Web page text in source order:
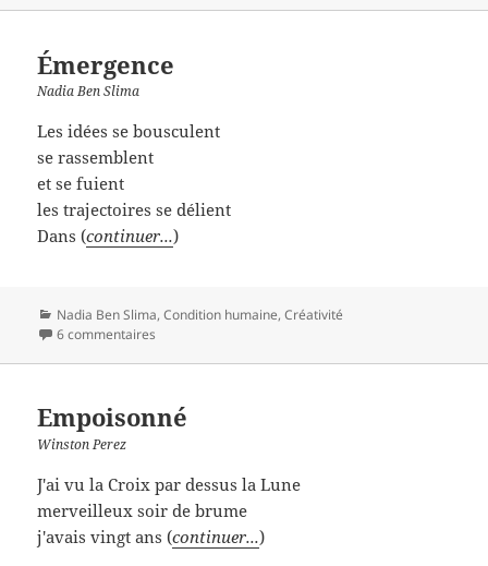
Émergence
Nadia Ben Slima
Les idées se bousculent
se rassemblent
et se fuient
les trajectoires se délient
Dans (continuer...)
Catégories
Nadia Ben Slima,Condition humaine,Créativité
6 commentaires
Empoisonné
Winston Perez
J'ai vu la Croix par dessus la Lune
merveilleux soir de brume
j'avais vingt ans (continuer...)